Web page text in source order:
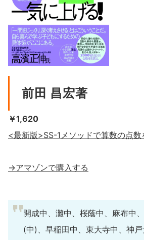
前田 昌宏著
￥1,620
<最新版>SS-1メソッドで算数の点数
→アマゾンで購入する
開成中、灘中、桜蔭中、麻布中
(中)、早稲田中、東大寺中、神